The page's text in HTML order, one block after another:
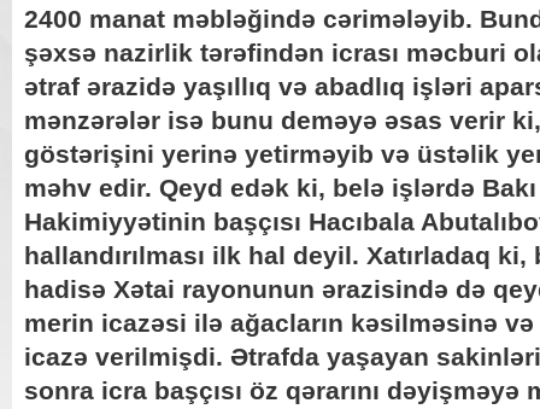
2400 manat məbləğində cərimələyib.
şəxsə nazirlik tərəfindən icrası məcburi
ətraf ərazidə yaşıllıq və abadlıq işləri
mənzərələr isə bunu deməyə əsas verir
göstərişini yerinə yetirməyib və üstəlik
məhv edir. Qeyd edək ki, belə işlərdə
Hakimiyyətinin başçısı Hacıbala
hallandırılması ilk hal deyil. Xatırladaq
hadisə Xətai rayonunun ərazisində də
merin icazəsi ilə ağacların kəsilməsinə
icazə verilmişdi. Ətrafda yaşayan
sonra icra başçısı öz qərarını